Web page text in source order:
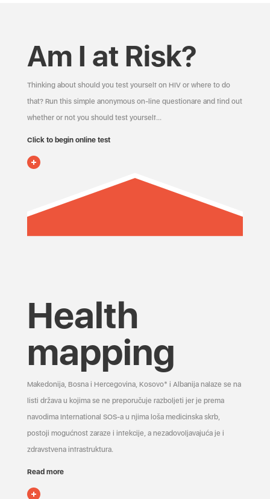
Am I at Risk?
Thinking about should you test yourself on HIV or where to do
that? Run this simple anonymous on-line questionare and find out
whether or not you should test yourself…
Click to begin online test
Health
mapping
Makedonija, Bosna i Hercegovina, Kosovo* i Albanija nalaze se na
listi država u kojima se ne preporučuje razboljeti jer je prema
navodima International SOS-a u njima loša medicinska skrb,
postoji mogućnost zaraze i infekcije, a nezadovoljavajuća je i
zdravstvena infrastruktura.
Read more